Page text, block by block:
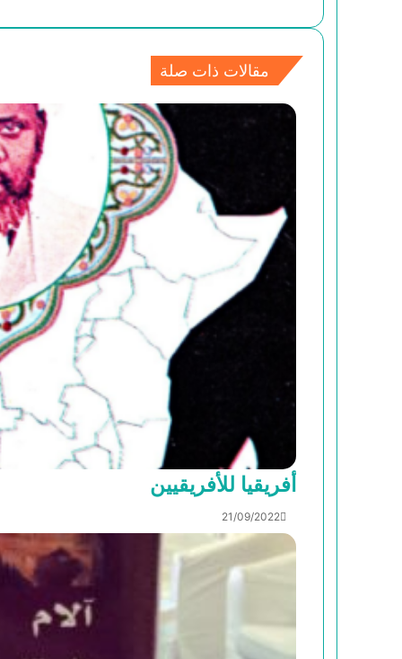
الفلسفة الإسلاميَّة
مفهوم المستقبل من أجل فلسفة
مقالات ذات صلة
أفريقيا للأفريقيين
21/09/2022